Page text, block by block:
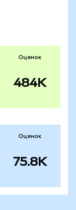
Оценок
484K
Оценок
75.8K